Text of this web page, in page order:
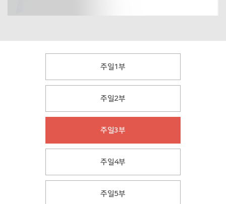
주일1부
주일2부
주일3부
주일4부
주일5부